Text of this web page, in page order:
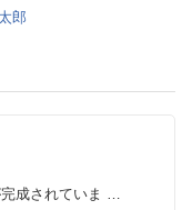
郎
完成されていま …